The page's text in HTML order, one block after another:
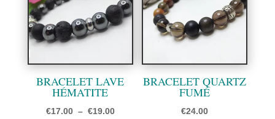
€19.00
BRACELET LAVE
HÉMATITE
€17.00 – €19.00Plage
BRACELET QUARTZ
FUMÉ
€24.00